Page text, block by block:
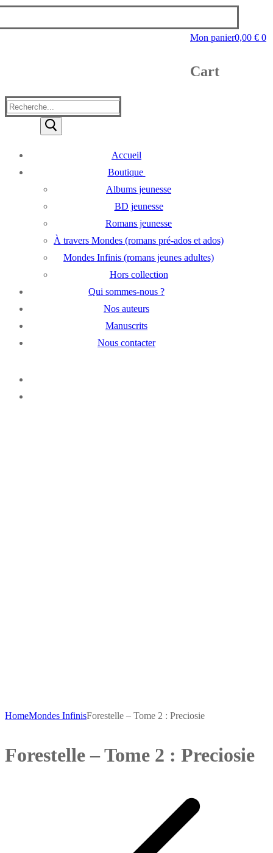
Mon panier0,00 € 0
Cart
Rechercher
Accueil
Boutique
Albums jeunesse
BD jeunesse
Romans jeunesse
À travers Mondes (romans pré-ados et ados)
Mondes Infinis (romans jeunes adultes)
Hors collection
Qui sommes-nous ?
Nos auteurs
Manuscrits
Nous contacter
HomeMondes InfinisForestelle – Tome 2 : Preciosie
Forestelle – Tome 2 : Preciosie